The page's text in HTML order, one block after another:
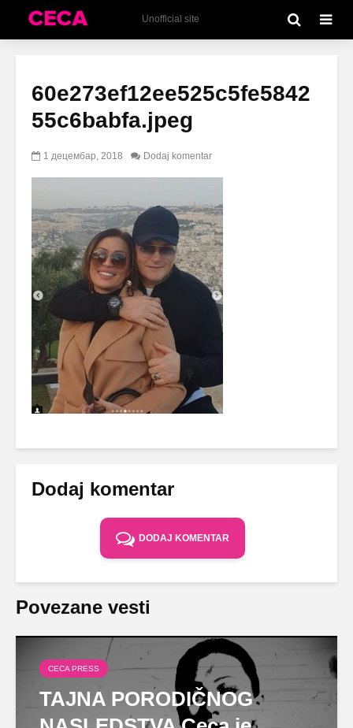
Unofficial site
60e273ef12ee525c5fe5842
55c6babfa.jpeg
1 децембар, 2018 Dodaj komentar
Dodaj komentar
DODAJ KOMENTAR
Povezane vesti
CECA PRESS
TAJNA PORODIČNOG